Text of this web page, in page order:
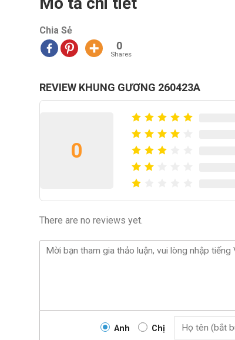
Chia Sẻ
0
Shares
REVIEW KHUNG GƯƠNG 260423A
0
There are no reviews yet.
Anh Chị